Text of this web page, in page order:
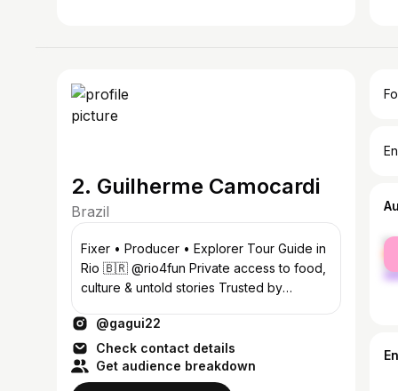
2. Guilherme Camocardi
Brazil
Fixer • Producer • Explorer Tour Guide in
Rio 🇧🇷 @rio4fun Private access to food,
culture & untold stories Trusted by
@gagui22
Check contact details
Get audience breakdown